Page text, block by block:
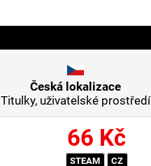
Česká lokalizace
Titulky, uživatelské prostředí
66 Kč
STEAM CZ